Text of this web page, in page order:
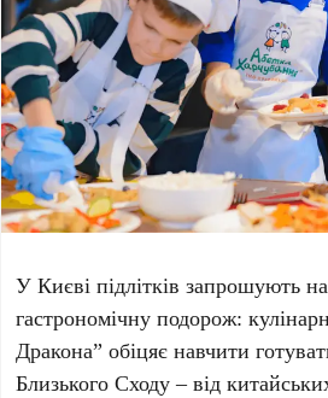
У Києві підлітків запрошують
гастрономічну подорож:
Дракона” обіцяє навчити
Близького Сходу – від